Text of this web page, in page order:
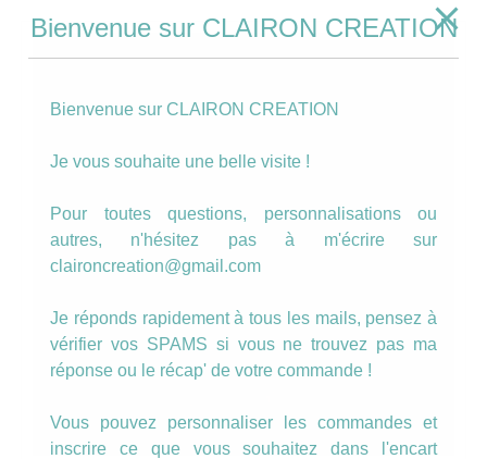
Bienvenue sur CLAIRON CREATION
Bienvenue sur CLAIRON CREATION
Je vous souhaite une belle visite !
Pour toutes questions, personnalisations ou
autres, n'hésitez pas à m'écrire sur
claironcreation@gmail.com
Je réponds rapidement à tous les mails, pensez à
vérifier vos SPAMS si vous ne trouvez pas ma
réponse ou le récap' de votre commande !
Vous pouvez personnaliser les commandes et
inscrire ce que vous souhaitez dans l'encart